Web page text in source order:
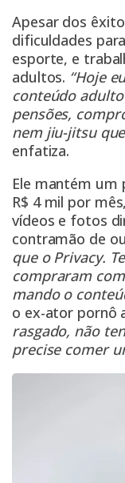
Apesar dos
dificuldades
esporte, e
adultos. “Hoje
conteúdo
pensões,
nem jiu-jitsu
enfatiza.
Ele mantém um
R$ 4 mil por
vídeos e fotos
contramão de
que o Privacy.
compraram
mando o
o ex-ator pornô
rasgado, não
precise comer